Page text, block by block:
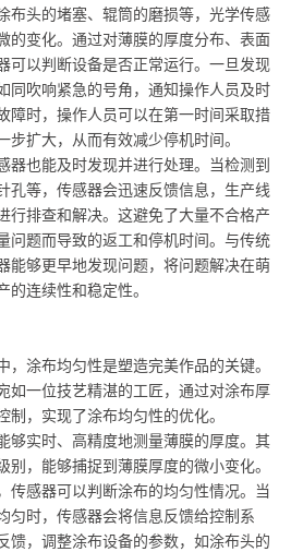
布头的堵塞、辊筒的磨损等，光学传感
的变化。通过对薄膜的厚度分布、表面
可以判断设备是否正常运行。一旦发现
同吹响紧急的号角，通知操作人员及时
障时，操作人员可以在第一时间采取措
步扩大，从而有效减少停机时间。
器也能及时发现并进行处理。当检测到
孔等，传感器会迅速反馈信息，生产线
行排查和解决。这避免了大量不合格产
问题而导致的返工和停机时间。与传统
能够更早地发现问题，将问题解决在萌
的连续性和稳定性。
，涂布均匀性是塑造完美作品的关键。
如一位技艺精湛的工匠，通过对涂布厚
制，实现了涂布均匀性的优化。
够实时、高精度地测量薄膜的厚度。其
别，能够捕捉到薄膜厚度的微小变化。
传感器可以判断涂布的均匀性情况。当
匀时，传感器会将信息反馈给控制系
馈，调整涂布设备的参数，如涂布头的